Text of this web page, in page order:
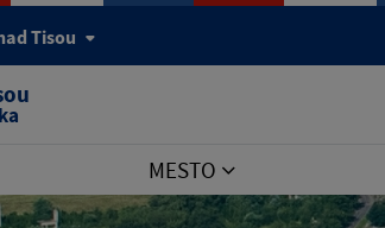
Tisou
MESTO